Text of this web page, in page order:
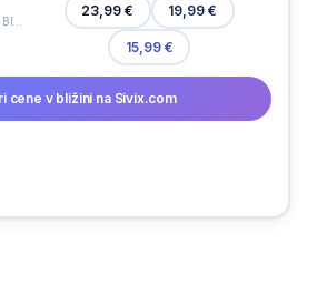
23,99 € 19,99 €
15,99 €
cene v bližini na Sivix.com